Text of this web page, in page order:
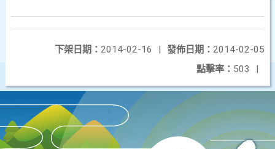
發佈日期： 2014-02-05
下架日期： 2014-02-16
|
點擊率： 503 |